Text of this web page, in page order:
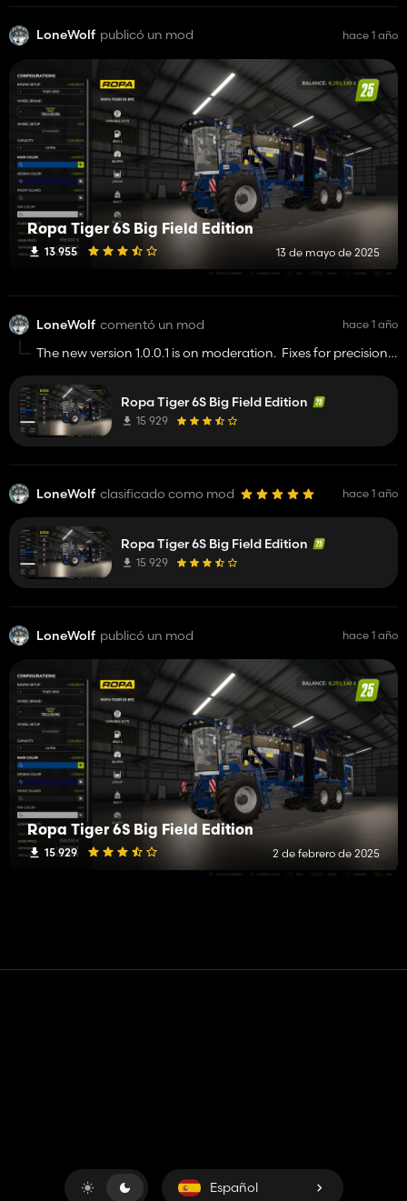
LoneWolf publicó un mod hace 1 año
Ropa Tiger 6S Big Field Edition
13 955 13 de mayo de 2025
LoneWolf comentó un mod hace 1 año
The new version 1.0.0.1 is on moderation. Fixes for precision
Ropa Tiger 6S Big Field Edition
15 929
LoneWolf clasificado como mod hace 1 año
Ropa Tiger 6S Big Field Edition
15 929
LoneWolf publicó un mod hace 1 año
Ropa Tiger 6S Big Field Edition
15 929 2 de febrero de 2025
Español